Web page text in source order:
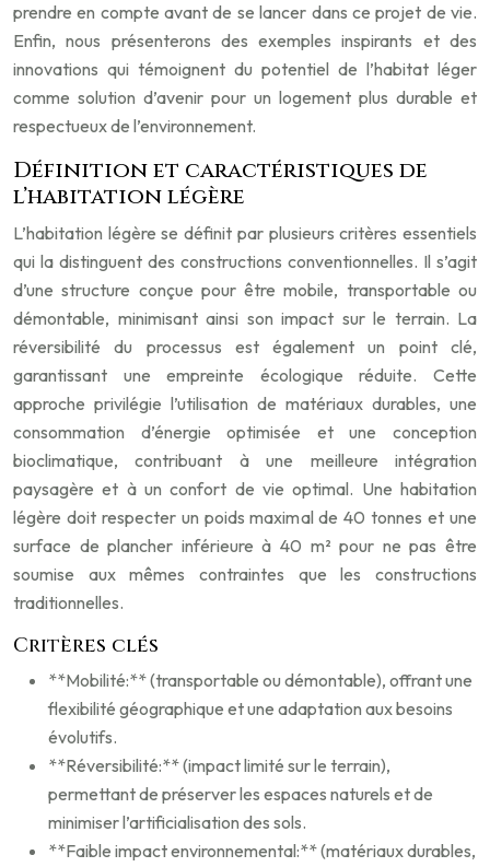
prendre en compte avant de se lancer dans ce projet de vie.
Enfin, nous présenterons des exemples inspirants et des
innovations qui témoignent du potentiel de l’habitat léger
comme solution d’avenir pour un logement plus durable et
respectueux de l’environnement.
Définition et caractéristiques de
l’habitation légère
L’habitation légère se définit par plusieurs critères essentiels
qui la distinguent des constructions conventionnelles. Il s’agit
d’une structure conçue pour être mobile, transportable ou
démontable, minimisant ainsi son impact sur le terrain. La
réversibilité du processus est également un point clé,
garantissant une empreinte écologique réduite. Cette
approche privilégie l’utilisation de matériaux durables, une
consommation d’énergie optimisée et une conception
bioclimatique, contribuant à une meilleure intégration
paysagère et à un confort de vie optimal. Une habitation
légère doit respecter un poids maximal de 40 tonnes et une
surface de plancher inférieure à 40 m² pour ne pas être
soumise aux mêmes contraintes que les constructions
traditionnelles.
Critères clés
**Mobilité:** (transportable ou démontable), offrant une
flexibilité géographique et une adaptation aux besoins
évolutifs.
**Réversibilité:** (impact limité sur le terrain),
permettant de préserver les espaces naturels et de
minimiser l’artificialisation des sols.
**Faible impact environnemental:** (matériaux durables,